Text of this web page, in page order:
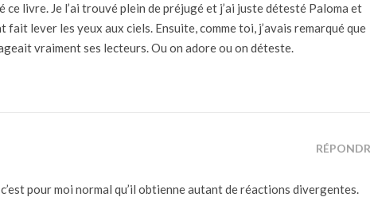
ce livre. Je l’ai trouvé plein de préjugé et j’ai juste détesté Paloma et
fait lever les yeux aux ciels. Ensuite, comme toi, j’avais remarqué que
vraiment ses lecteurs. Ou on adore ou on déteste.
pour moi normal qu’il obtienne autant de réactions divergentes.